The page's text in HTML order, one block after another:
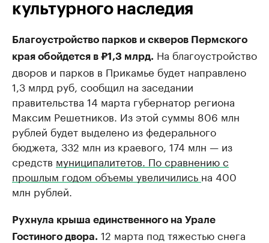
культурного наследия
Благоустройство парков и скверов Пермского
края обойдется в ₽1,3 млрд. На благоустройство
дворов и парков в Прикамье будет направлено
1,3 млрд руб, сообщил на заседании
правительства 14 марта губернатор региона
Максим Решетников. Из этой суммы 806 млн
рублей будет выделено из федерального
бюджета, 332 млн из краевого, 174 млн — из
средств муниципалитетов. По сравнению с
прошлым годом объемы увеличились на 400
млн рублей.
Рухнула крыша единственного на Урале
Гостиного двора. 12 марта под тяжестью снега